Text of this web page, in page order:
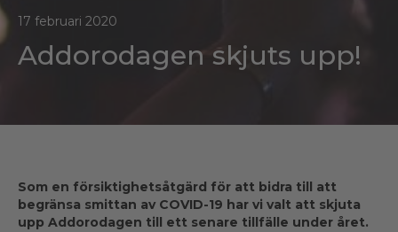
17 februari 2020
Addorodagen skjuts upp!
Som en försiktighetsåtgärd för att bidra till att
begränsa smittan av COVID-19 har vi valt att skjuta
upp Addorodagen till ett senare tillfälle under året.